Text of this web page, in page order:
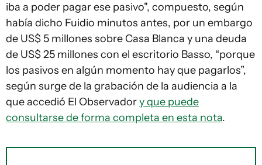
iba a poder pagar ese pasivo", compuesto, según
había dicho Fuidio minutos antes, por un embargo
de US$ 5 millones sobre Casa Blanca y una deuda
de US$ 25 millones con el escritorio Basso, “porque
los pasivos en algún momento hay que pagarlos”,
según surge de la grabación de la audiencia a la
que accedió El Observadory que puede
consultarse de forma completa en esta nota.